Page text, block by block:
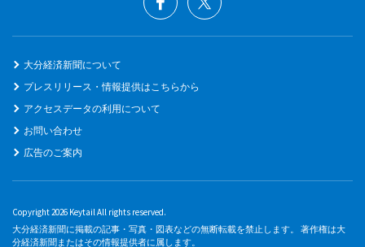
大分経済新聞について
プレスリリース・情報提供はこちらから
アクセスデータの利用について
お問い合わせ
広告のご案内
Copyright 2026 Keytail All rights reserved.
大分経済新聞に掲載の記事・写真・図表などの無断転載を禁止します。 著作権は大
分経済新聞またはその情報提供者に属します。